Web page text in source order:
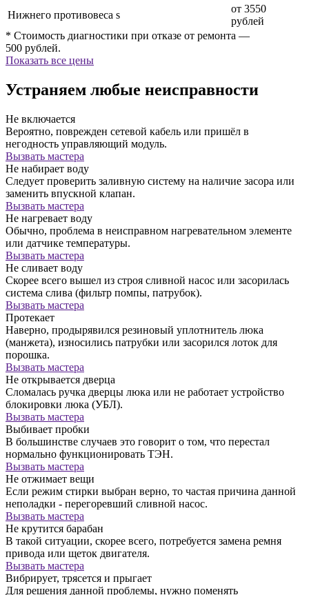
Нижнего противовеса s
от 3550
рублей
* Стоимость диагностики при отказе от ремонта —
500 рублей.
Показать все цены
Устраняем любые неисправности
Не включается
Вероятно, поврежден сетевой кабель или пришёл в
негодность управляющий модуль.
Вызвать мастера
Не набирает воду
Следует проверить заливную систему на наличие засора или
заменить впускной клапан.
Вызвать мастера
Не нагревает воду
Обычно, проблема в неисправном нагревательном элементе
или датчике температуры.
Вызвать мастера
Не сливает воду
Скорее всего вышел из строя сливной насос или засорилась
система слива (фильтр помпы, патрубок).
Вызвать мастера
Протекает
Наверно, продырявился резиновый уплотнитель люка
(манжета), износились патрубки или засорился лоток для
порошка.
Вызвать мастера
Не открывается дверца
Сломалась ручка дверцы люка или не работает устройство
блокировки люка (УБЛ).
Вызвать мастера
Выбивает пробки
В большинстве случаев это говорит о том, что перестал
нормально функционировать ТЭН.
Вызвать мастера
Не отжимает вещи
Если режим стирки выбран верно, то частая причина данной
неполадки - перегоревший сливной насос.
Вызвать мастера
Не крутится барабан
В такой ситуации, скорее всего, потребуется замена ремня
привода или щеток двигателя.
Вызвать мастера
Вибрирует, трясется и прыгает
Для решения данной проблемы, нужно поменять